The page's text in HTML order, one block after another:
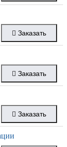
Заказать
Заказать
Заказать